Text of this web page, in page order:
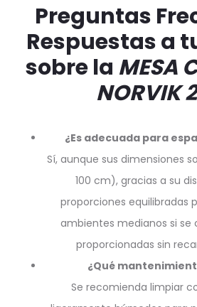
Preguntas
Respuestas a
sobre la MESA
NORVIK
¿Es adecuada para
Sí, aunque sus dimensiones
100 cm), gracias a su
proporciones equilibradas
ambientes medianos si se
proporcionadas sin
¿Qué
Se recomienda limpiar